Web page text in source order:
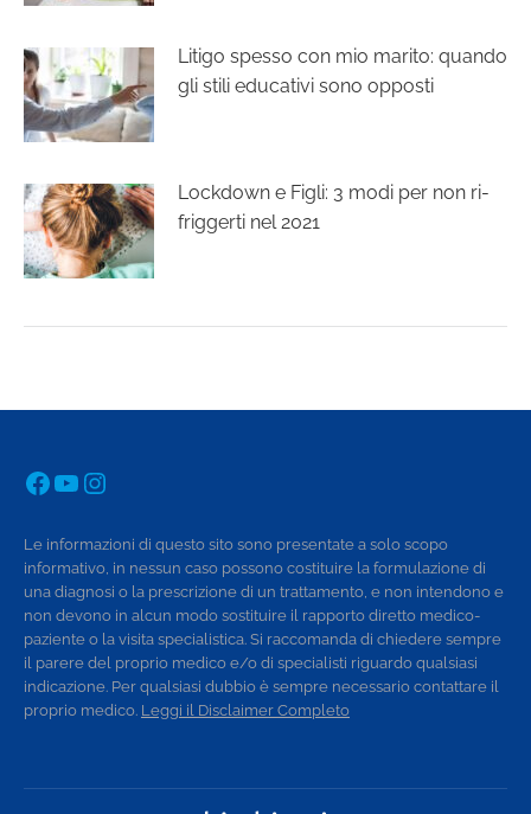
Litigo spesso con mio marito: quando
gli stili educativi sono opposti
Lockdown e Figli: 3 modi per non ri-
friggerti nel 2021
Facebook
YouTube
Instagram
Le informazioni di questo sito sono presentate a solo scopo
informativo, in nessun caso possono costituire la formulazione di
una diagnosi o la prescrizione di un trattamento, e non intendono e
non devono in alcun modo sostituire il rapporto diretto medico-
paziente o la visita specialistica. Si raccomanda di chiedere sempre
il parere del proprio medico e/o di specialisti riguardo qualsiasi
indicazione. Per qualsiasi dubbio è sempre necessario contattare il
proprio medico. Leggi il Disclaimer Completo